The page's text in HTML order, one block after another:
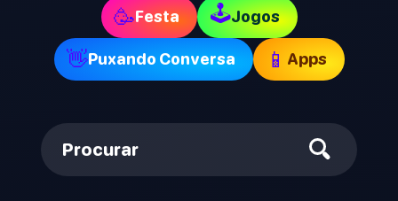
🥳Festa 🕹Jogos
👋Puxando Conversa 📱 Apps
Procurar